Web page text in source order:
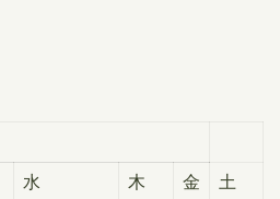
水 木 金 土